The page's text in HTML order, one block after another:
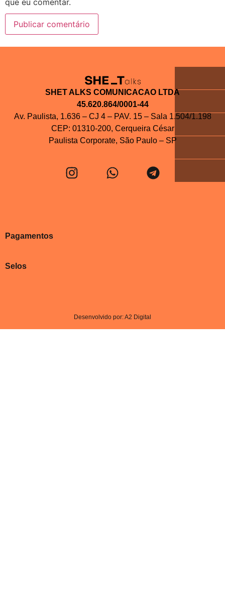
que eu comentar.
SHET ALKS COMUNICACAO LTDA
45.620.864/0001-44
Av. Paulista, 1.636 – CJ 4 – PAV. 15 – Sala 1.504/1.198
CEP: 01310-200, Cerqueira César
Paulista Corporate, São Paulo – SP
Pagamentos
Selos
Desenvolvido por: A2 Digital